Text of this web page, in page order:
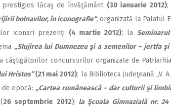
lăcaş de învăţământ (30 ianuarie 2012);
bolnavilor, în iconografie“,organizată la Palatul
iconari prezenţi (4 martie 2012); la
„Slujirea lui Dumnezeu şi a semenilor – jertfa
câştigătorilor concursurilor organizate de
Hristos”(21 mai 2012); la Biblioteca Judeţeană „V.
de epocă:„Cartea românească – dar culturii şi
(26 septembrie 2012); la Şcoala Gimnazială nr.